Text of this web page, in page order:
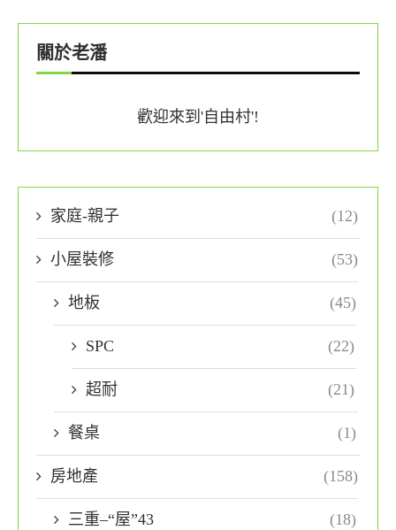
關於老潘
歡迎來到'自由村'!
家庭-親子 (12)
小屋裝修 (53)
地板 (45)
SPC (22)
超耐 (21)
餐桌 (1)
房地產 (158)
三重–“屋”43 (18)